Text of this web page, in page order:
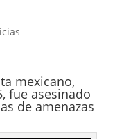
mexicano,
fue asesinado
de amenazas